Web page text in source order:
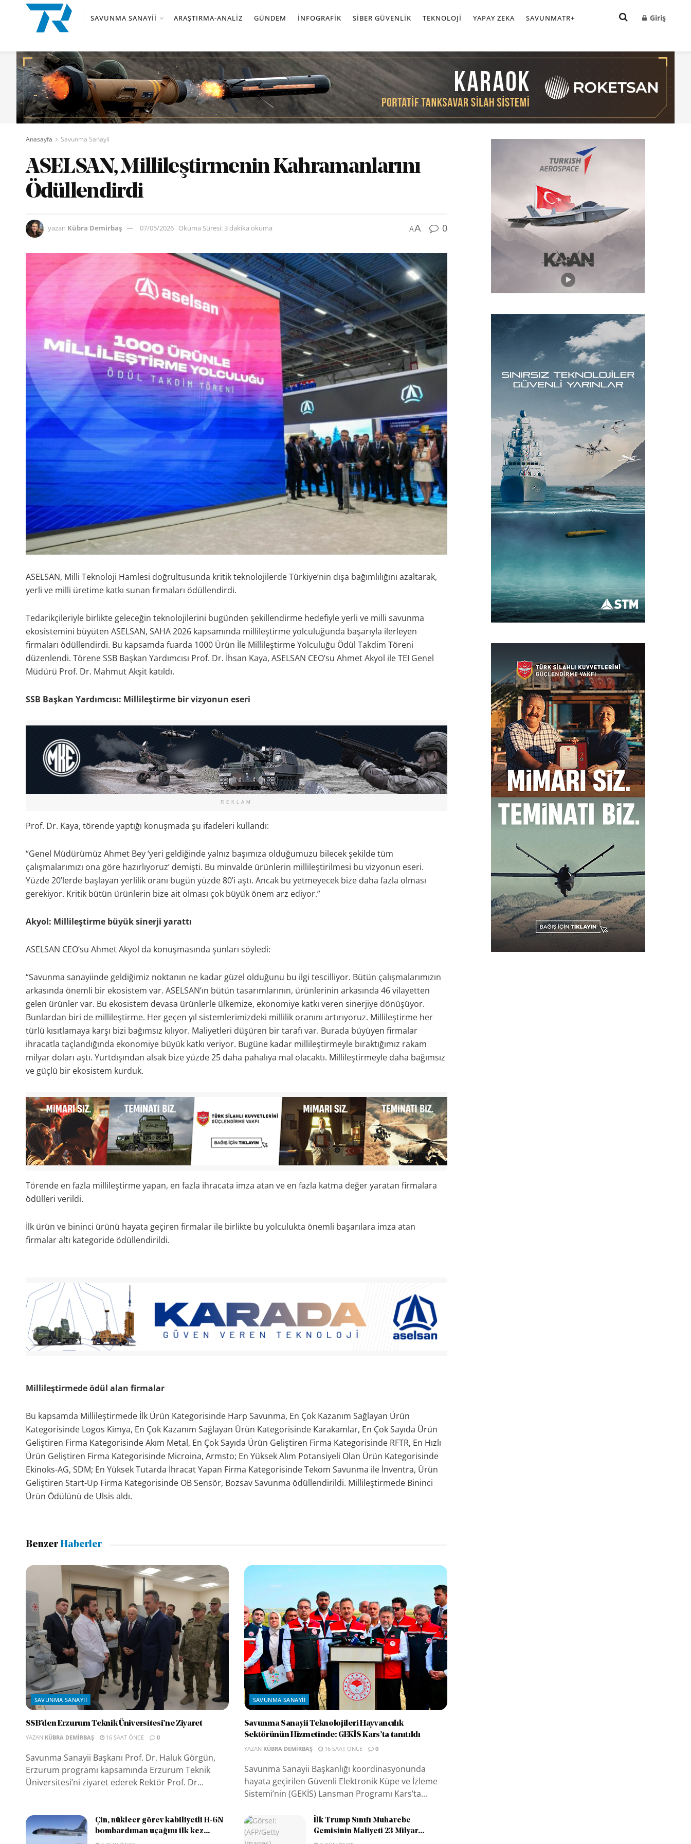
SAVUNMA SANAYII ARAŞTIRMA-ANALIZ GÜNDEM İNFOGRAFIK SIBER GÜVENLIK TEKNOLOJI YAPAY ZEKA SAVUNMATR+ Giriş
Anasayfa Savunma Sanayii
ASELSAN, Millileştirmenin Kahramanlarını
Ödüllendirdi
yazan Kübra Demirbaş 07/05/2026 Okuma Süresi: 3 dakika okuma AA 0
ASELSAN, Milli Teknoloji Hamlesi doğrultusunda kritik teknolojilerde Türkiye’nin dışa bağımlılığını azaltarak,
yerli ve milli üretime katkı sunan firmaları ödüllendirdi.
Tedarikçileriyle birlikte geleceğin teknolojilerini bugünden şekillendirme hedefiyle yerli ve milli savunma
ekosistemini büyüten ASELSAN, SAHA 2026 kapsamında millileştirme yolculuğunda başarıyla ilerleyen
firmaları ödüllendirdi. Bu kapsamda fuarda 1000 Ürün İle Millileştirme Yolculuğu Ödül Takdim Töreni
düzenlendi. Törene SSB Başkan Yardımcısı Prof. Dr. İhsan Kaya, ASELSAN CEO’su Ahmet Akyol ile TEI Genel
Müdürü Prof. Dr. Mahmut Akşit katıldı.
SSB Başkan Yardımcısı: Millileştirme bir vizyonun eseri
REKLAM
Prof. Dr. Kaya, törende yaptığı konuşmada şu ifadeleri kullandı:
“Genel Müdürümüz Ahmet Bey ‘yeri geldiğinde yalnız başımıza olduğumuzu bilecek şekilde tüm
çalışmalarımızı ona göre hazırlıyoruz’ demişti. Bu minvalde ürünlerin millileştirilmesi bu vizyonun eseri.
Yüzde 20’lerde başlayan yerlilik oranı bugün yüzde 80’i aştı. Ancak bu yetmeyecek bize daha fazla olması
gerekiyor. Kritik bütün ürünlerin bize ait olması çok büyük önem arz ediyor.”
Akyol: Millileştirme büyük sinerji yarattı
ASELSAN CEO’su Ahmet Akyol da konuşmasında şunları söyledi:
“Savunma sanayiinde geldiğimiz noktanın ne kadar güzel olduğunu bu ilgi tescilliyor. Bütün çalışmalarımızın
arkasında önemli bir ekosistem var. ASELSAN’ın bütün tasarımlarının, ürünlerinin arkasında 46 vilayetten
gelen ürünler var. Bu ekosistem devasa ürünlerle ülkemize, ekonomiye katkı veren sinerjiye dönüşüyor.
Bunlardan biri de millileştirme. Her geçen yıl sistemlerimizdeki millilik oranını artırıyoruz. Millileştirme her
türlü kısıtlamaya karşı bizi bağımsız kılıyor. Maliyetleri düşüren bir tarafı var. Burada büyüyen firmalar
ihracatla taçlandığında ekonomiye büyük katkı veriyor. Bugüne kadar millileştirmeyle bıraktığımız rakam
milyar doları aştı. Yurtdışından alsak bize yüzde 25 daha pahalıya mal olacaktı. Millileştirmeyle daha bağımsız
ve güçlü bir ekosistem kurduk.
Törende en fazla millileştirme yapan, en fazla ihracata imza atan ve en fazla katma değer yaratan firmalara
ödülleri verildi.
İlk ürün ve bininci ürünü hayata geçiren firmalar ile birlikte bu yolculukta önemli başarılara imza atan
firmalar altı kategoride ödüllendirildi.
Millileştirmede ödül alan firmalar
Bu kapsamda Millileştirmede İlk Ürün Kategorisinde Harp Savunma, En Çok Kazanım Sağlayan Ürün
Kategorisinde Logos Kimya, En Çok Kazanım Sağlayan Ürün Kategorisinde Karakamlar, En Çok Sayıda Ürün
Geliştiren Firma Kategorisinde Akım Metal, En Çok Sayıda Ürün Geliştiren Firma Kategorisinde RFTR, En Hızlı
Ürün Geliştiren Firma Kategorisinde Microina, Armsto; En Yüksek Alım Potansiyeli Olan Ürün Kategorisinde
Ekinoks-AG, SDM; En Yüksek Tutarda İhracat Yapan Firma Kategorisinde Tekom Savunma ile İnventra, Ürün
Geliştiren Start-Up Firma Kategorisinde OB Sensör, Bozsav Savunma ödüllendirildi. Millileştirmede Bininci
Ürün Ödülünü de Ulsis aldı.
BenzerHaberler
SAVUNMA SANAYII
SSB’den Erzurum Teknik Üniversitesi’ne Ziyaret
YAZAN KÜBRA DEMIRBAŞ 16 SAAT ÖNCE 0
Savunma Sanayii Başkanı Prof. Dr. Haluk Görgün,
Erzurum programı kapsamında Erzurum Teknik
Üniversitesi’ni ziyaret ederek Rektör Prof. Dr...
SAVUNMA SANAYII
Savunma Sanayii Teknolojileri Hayvancılık
Sektörünün Hizmetinde: GEKİS Kars’ta tanıtıldı
YAZAN KÜBRA DEMIRBAŞ 16 SAAT ÖNCE 0
Savunma Sanayii Başkanlığı koordinasyonunda
hayata geçirilen Güvenli Elektronik Küpe ve İzleme
Sistemi’nin (GEKİS) Lansman Programı Kars’ta...
Çin, nükleer görev kabiliyetli H-6N
bombardıman uçağını ilk kez...
İlk Trump Sınıfı Muharebe
Gemisinin Maliyeti 23 Milyar...